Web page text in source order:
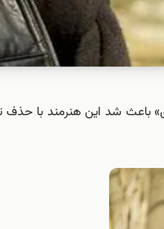
قایق» باعث شد این هنرمند